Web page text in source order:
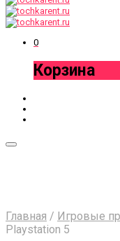
0
Корзина
Главная / Игровые
Playstation 5